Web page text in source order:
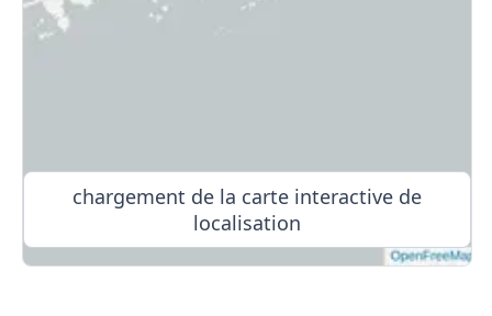
chargement de la carte interactive de
localisation